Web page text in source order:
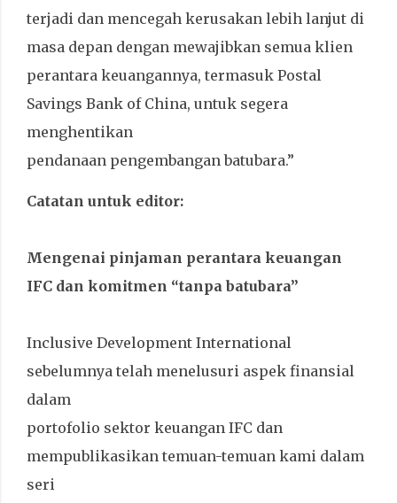
terjadi dan mencegah kerusakan lebih lanjut di
masa depan dengan mewajibkan semua klien
perantara keuangannya, termasuk Postal
Savings Bank of China, untuk segera
menghentikan
pendanaan pengembangan batubara.”
Catatan untuk editor:
Mengenai pinjaman perantara keuangan
IFC dan komitmen “tanpa batubara”
Inclusive Development International
sebelumnya telah menelusuri aspek finansial
dalam
portofolio sektor keuangan IFC dan
mempublikasikan temuan-temuan kami dalam
seri